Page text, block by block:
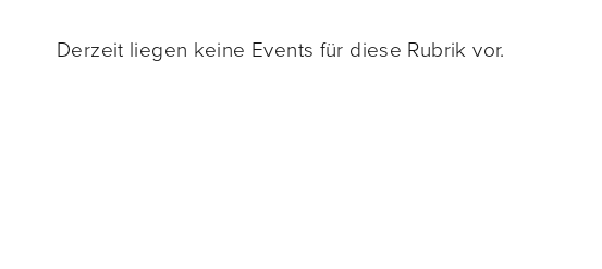
Derzeit liegen keine Events für diese Rubrik vor.